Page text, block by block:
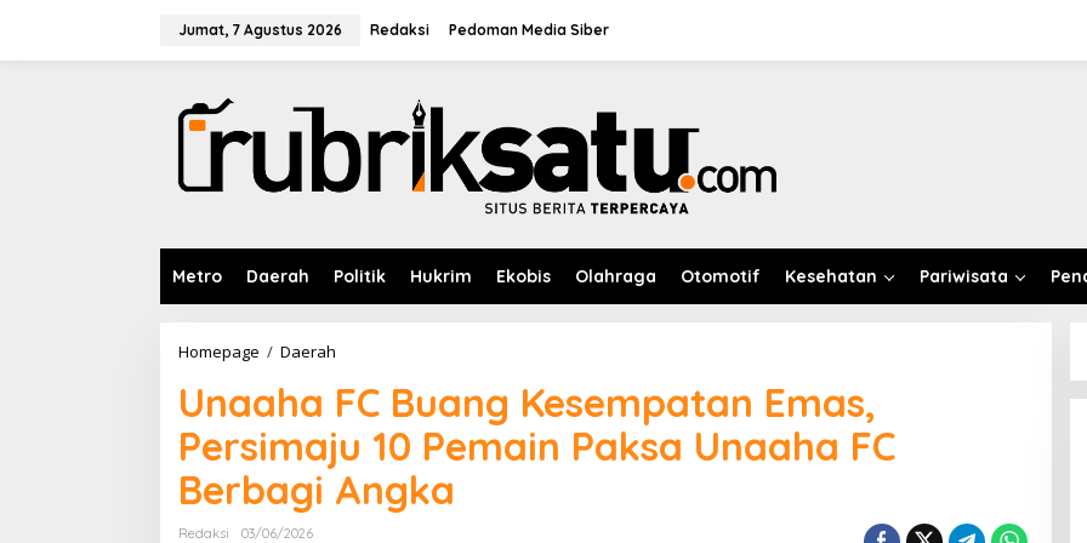
Jumat, 7 Agustus 2026 Redaksi Pedoman Media Siber
Metro Daerah Politik Hukrim Ekobis Olahraga Otomotif Kesehatan Pariwisata
Homepage / Daerah
a
a
h
a
F
C
Unaaha FC Buang Kesempatan Emas,
Persimaju 10 Pemain Paksa Unaaha FC
Berbagi Angka
Redaksi
03/06/2026